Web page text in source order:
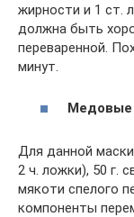
жирности и 1 ст.
должна быть
переваренной.
минут.
Медовые
Для данной
2 ч. ложки), 50 г.
мякоти спелого
компоненты